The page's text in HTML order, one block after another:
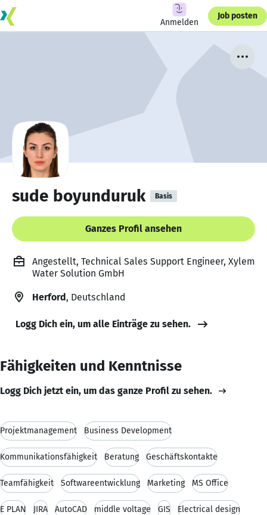
Anmelden
Job posten
sude boyunduruk Basis
Ganzes Profil ansehen
Angestellt, Technical Sales Support Engineer, Xylem
Water Solution GmbH
Herford, Deutschland
Logg Dich ein, um alle Einträge zu sehen.
Fähigkeiten und Kenntnisse
Logg Dich jetzt ein, um das ganze Profil zu sehen.
Projektmanagement Business Development
Kommunikationsfähigkeit Beratung Geschäftskontakte
Teamfähigkeit Softwareentwicklung Marketing MS Office
E PLAN JIRA AutoCAD middle voltage GIS Electrical design